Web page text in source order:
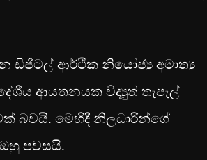
ඩිජිටල් ආර්ථික නියෝජ්‍ය අමාත්‍ය
ආයතනයක විද්‍යුත් තැපැල්
බවයි. මෙහිදී නිලධාරීන්ගේ
පවසයි.